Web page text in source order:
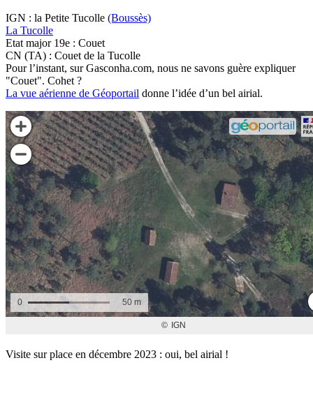
IGN : la Petite Tucolle (Boussès)
La Tucolle
Etat major 19e : Couet
CN (TA) : Couet de la Tucolle
Pour l’instant, sur Gasconha.com, nous ne savons guère expliquer
"Couet". Cohet ?
La vue aérienne de Géoportail donne l’idée d’un bel airial.
Visite sur place en décembre 2023 : oui, bel airial !